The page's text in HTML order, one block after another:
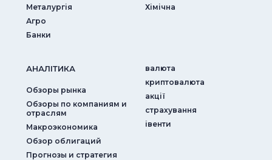
Металургія
Агро
Банки
Хімічна
АНАЛIТИКА
Обзоры рынка
Обзоры по компаниям и
отраслям
Макроэкономика
Обзор облигаций
Прогнозы и стратегия
валюта
криптовалюта
акції
страхування
iвенти